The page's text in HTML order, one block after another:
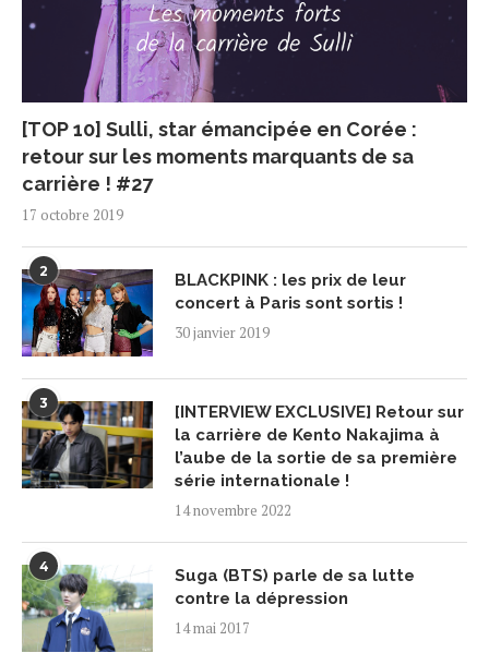
[TOP 10] Sulli, star émancipée en Corée :
retour sur les moments marquants de sa
carrière ! #27
17 octobre 2019
2
BLACKPINK : les prix de leur
concert à Paris sont sortis !
30 janvier 2019
3
[INTERVIEW EXCLUSIVE] Retour sur
la carrière de Kento Nakajima à
l’aube de la sortie de sa première
série internationale !
14 novembre 2022
4
Suga (BTS) parle de sa lutte
contre la dépression
14 mai 2017